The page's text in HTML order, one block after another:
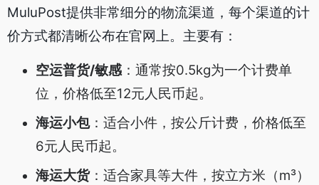
MuluPost提供非常细分的物流渠道，每个渠道的计
价方式都清晰公布在官网上。主要有：
空运普货/敏感 ：通常按0.5kg为一个计费单
位，价格低至12元人民币起。
海运小包：适合小件，按公斤计费，价格低至
6元人民币起。
海运大货：适合家具等大件，按立方米（m³）